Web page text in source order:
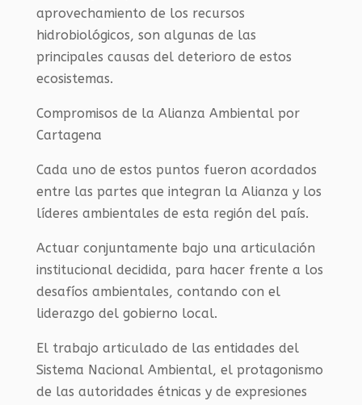
aprovechamiento de los recursos
hidrobiológicos, son algunas de las
principales causas del deterioro de estos
ecosistemas.
Compromisos de la Alianza Ambiental por
Cartagena
Cada uno de estos puntos fueron acordados
entre las partes que integran la Alianza y los
líderes ambientales de esta región del país.
Actuar conjuntamente bajo una articulación
institucional decidida, para hacer frente a los
desafíos ambientales, contando con el
liderazgo del gobierno local.
El trabajo articulado de las entidades del
Sistema Nacional Ambiental, el protagonismo
de las autoridades étnicas y de expresiones